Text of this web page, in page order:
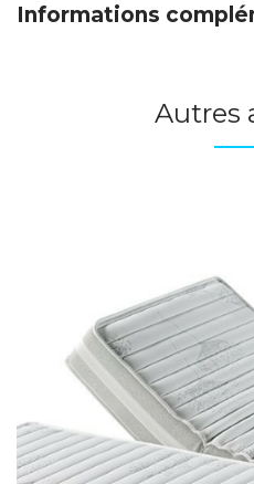
Informations
Autres